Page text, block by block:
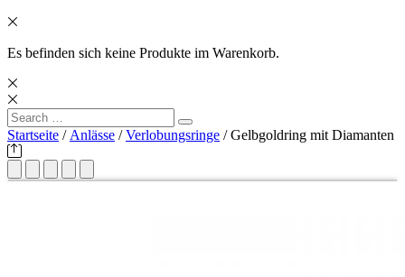
Es befinden sich keine Produkte im Warenkorb.
Search
for:
Search
Startseite / Anlässe /Verlobungsringe / Gelbgoldring mit Diamanten